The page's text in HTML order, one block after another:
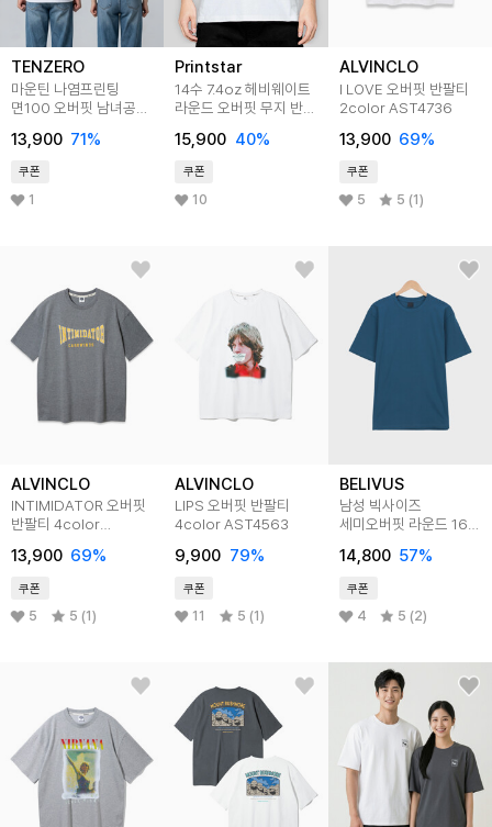
TENZERO
마운틴 나염프린팅
면100 오버핏 남녀공용
13,900 71%
쿠폰
1
Printstar
14수 7.4oz 헤비웨이트
라운드 오버핏 무지 반팔
15,900 40%
쿠폰
10
ALVINCLO
I LOVE 오버핏 반팔티
2color AST4736
13,900 69%
쿠폰
5 5 (1)
ALVINCLO
INTIMIDATOR 오버핏
반팔티 4color
13,900 69%
쿠폰
5 5 (1)
ALVINCLO
LIPS 오버핏 반팔티
4color AST4563
9,900 79%
쿠폰
11 5 (1)
BELIVUS
남성 빅사이즈
세미오버핏 라운드 16수
14,800 57%
쿠폰
4 5 (2)